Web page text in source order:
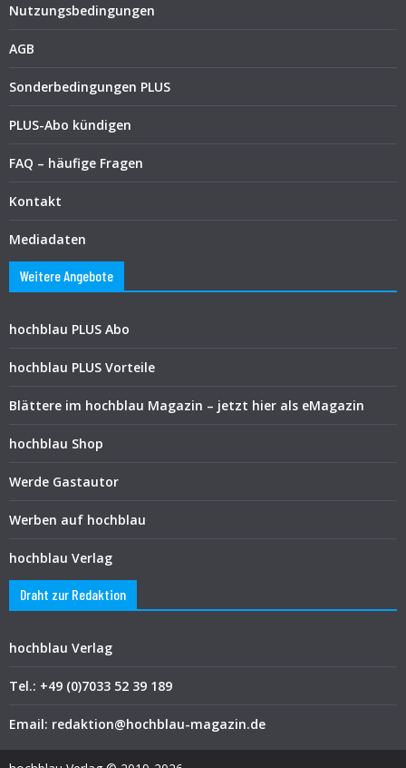
Nutzungsbedingungen
AGB
Sonderbedingungen PLUS
PLUS-Abo kündigen
FAQ – häufige Fragen
Kontakt
Mediadaten
Weitere Angebote
hochblau PLUS Abo
hochblau PLUS Vorteile
Blättere im hochblau Magazin – jetzt hier als eMagazin
hochblau Shop
Werde Gastautor
Werben auf hochblau
hochblau Verlag
Draht zur Redaktion
hochblau Verlag
Tel.: +49 (0)7033 52 39 189
Email: redaktion@hochblau-magazin.de